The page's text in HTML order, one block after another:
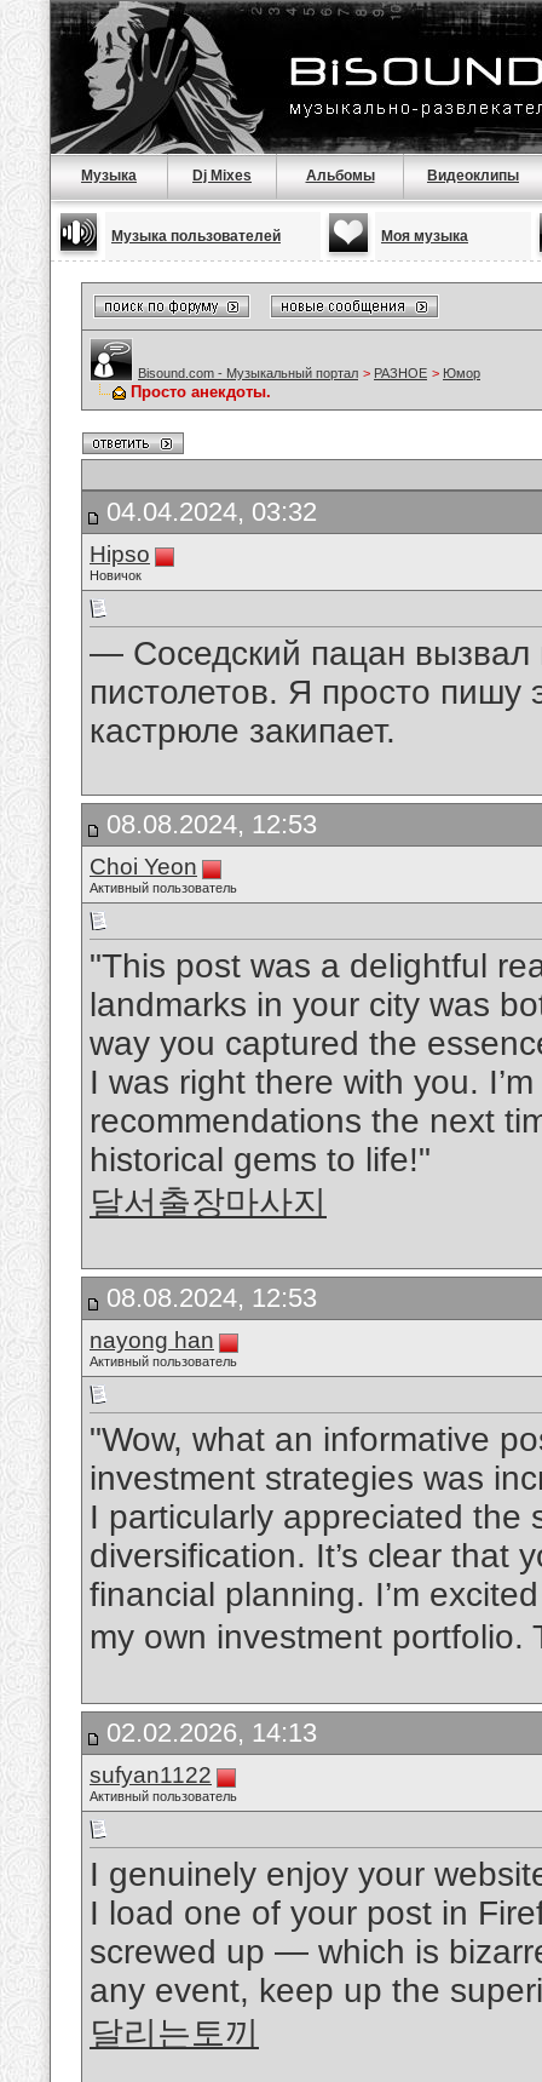
Музыка Dj Mixes Альбомы Видеоклипы
Музыка пользователей Моя музыка
Bisound.com - Музыкальный портал > РАЗНОЕ > Юмор
Просто анекдоты.
04.04.2024, 03:32
Hipso
Новичок
— Соседский пацан вызвал
пистолетов. Я просто пишу
кастрюле закипает.
08.08.2024, 12:53
Choi Yeon
Активный пользователь
"This post was a delightful
landmarks in your city was
way you captured the
I was right there with you.
recommendations the next
historical gems to life!"
달서출장마사지
08.08.2024, 12:53
nayong han
Активный пользователь
"Wow, what an informative
investment strategies was
I particularly appreciated the
diversification. It’s clear that
financial planning. I’m
my own investment portfolio.
02.02.2026, 14:13
sufyan1122
Активный пользователь
I genuinely enjoy your
I load one of your post in
screwed up — which is
any event, keep up the
달리는토끼